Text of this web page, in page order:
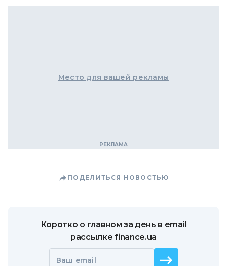
Место для вашей рекламы
ПОДЕЛИТЬСЯ НОВОСТЬЮ
Коротко о главном за день в email
рассылке finance.ua
Ваш email